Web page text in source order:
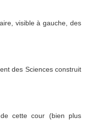
visible à gauche, des
des Sciences construit
cette cour (bien plus